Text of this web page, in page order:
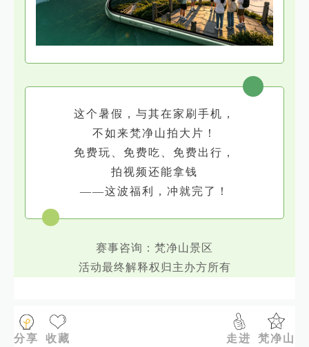
这个暑假，与其在家刷手机，
不如来梵净山拍大片！
免费玩、免费吃、免费出行，
拍视频还能拿钱
——这波福利，冲就完了！
赛事咨询：梵净山景区
活动最终解释权归主办方所有
分享 收藏 走进 梵净山